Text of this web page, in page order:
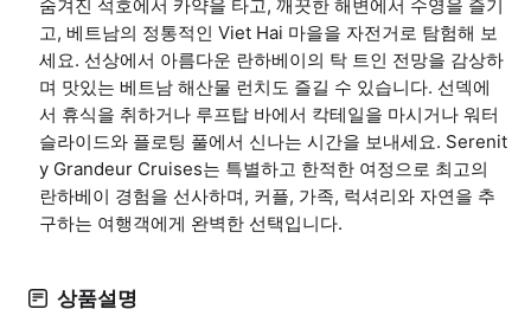
숨겨진 석호에서 카약을 타고, 깨끗한 해변에서 수영을 즐기
고, 베트남의 정통적인 Viet Hai 마을을 자전거로 탐험해 보
세요. 선상에서 아름다운 란하베이의 탁 트인 전망을 감상하
며 맛있는 베트남 해산물 런치도 즐길 수 있습니다. 선덱에
서 휴식을 취하거나 루프탑 바에서 칵테일을 마시거나 워터
슬라이드와 플로팅 풀에서 신나는 시간을 보내세요. Serenit
y Grandeur Cruises는 특별하고 한적한 여정으로 최고의
란하베이 경험을 선사하며, 커플, 가족, 럭셔리와 자연을 추
구하는 여행객에게 완벽한 선택입니다.
상품설명